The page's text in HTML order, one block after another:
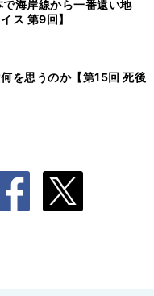
海岸線から一番遠い地
ス 第9回】
を思うのか【第15回 死後